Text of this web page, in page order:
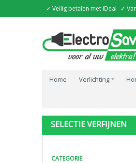
✓ Veilig betalen met iDeal ✓
Home Verlichting
SELECTIE VERFIJNEN
CATEGORIE